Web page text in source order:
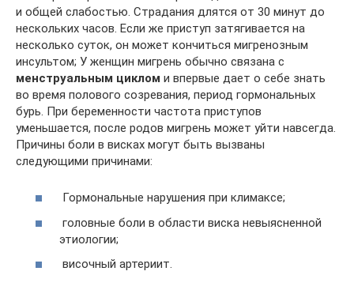
и общей слабостью. Страдания длятся от 30 минут до
нескольких часов. Если же приступ затягивается на
несколько суток, он может кончиться мигренозным
инсультом; У женщин мигрень обычно связана с
менструальным циклом и впервые дает о себе знать
во время полового созревания, период гормональных
бурь. При беременности частота приступов
уменьшается, после родов мигрень может уйти навсегда.
Причины боли в висках могут быть вызваны
следующими причинами:
Гормональные нарушения при климаксе;
головные боли в области виска невыясненной
этиологии;
височный артериит.